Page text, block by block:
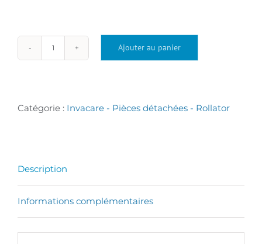
quantité
pour
rollator
Invacare
Ajouter au panier
Catégorie : Invacare - Pièces détachées - Rollator
Description
Informations complémentaires